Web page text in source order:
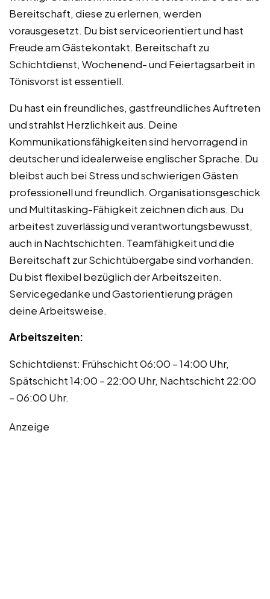
Bereitschaft, diese zu erlernen, werden
vorausgesetzt. Du bist serviceorientiert und hast
Freude am Gästekontakt. Bereitschaft zu
Schichtdienst, Wochenend- und Feiertagsarbeit in
Tönisvorst ist essentiell.
Du hast ein freundliches, gastfreundliches Auftreten
und strahlst Herzlichkeit aus. Deine
Kommunikationsfähigkeiten sind hervorragend in
deutscher und idealerweise englischer Sprache. Du
bleibst auch bei Stress und schwierigen Gästen
professionell und freundlich. Organisationsgeschick
und Multitasking-Fähigkeit zeichnen dich aus. Du
arbeitest zuverlässig und verantwortungsbewusst,
auch in Nachtschichten. Teamfähigkeit und die
Bereitschaft zur Schichtübergabe sind vorhanden.
Du bist flexibel bezüglich der Arbeitszeiten.
Servicegedanke und Gastorientierung prägen
deine Arbeitsweise.
Arbeitszeiten:
Schichtdienst: Frühschicht 06:00 – 14:00 Uhr,
Spätschicht 14:00 – 22:00 Uhr, Nachtschicht 22:00
– 06:00 Uhr.
Anzeige